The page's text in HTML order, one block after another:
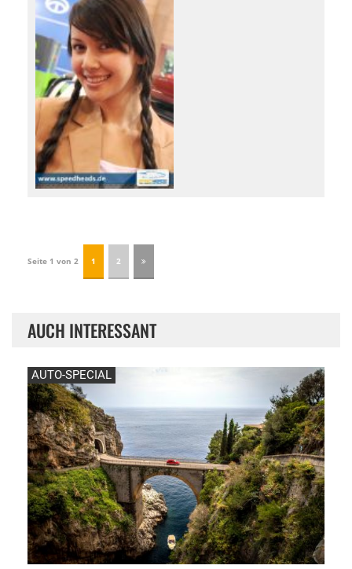
Seite 1 von 2 1 2
AUCH INTERESSANT
AUTO-SPECIAL